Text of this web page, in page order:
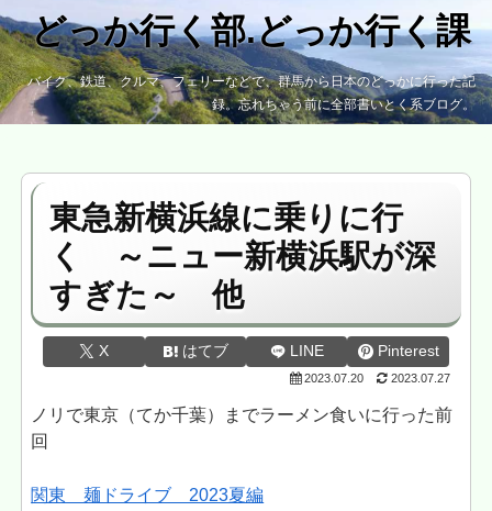
どっか行く部.どっか行く課
バイク、鉄道、クルマ、フェリーなどで、群馬から日本のどっかに行った記
録。忘れちゃう前に全部書いとく系ブログ。
東急新横浜線に乗りに行
く ～ニュー新横浜駅が深
すぎた～ 他
X はてブ LINE Pinterest
2023.07.20 2023.07.27
ノリで東京（てか千葉）までラーメン食いに行った前
回
関東 麺ドライブ 2023夏編